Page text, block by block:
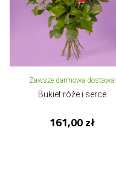
Zawsze darmowa dostawa!
Bukiet róże i serce
161,00 zł